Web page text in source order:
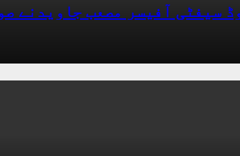
سیفٹی آفیسر مصعب جاویدنے